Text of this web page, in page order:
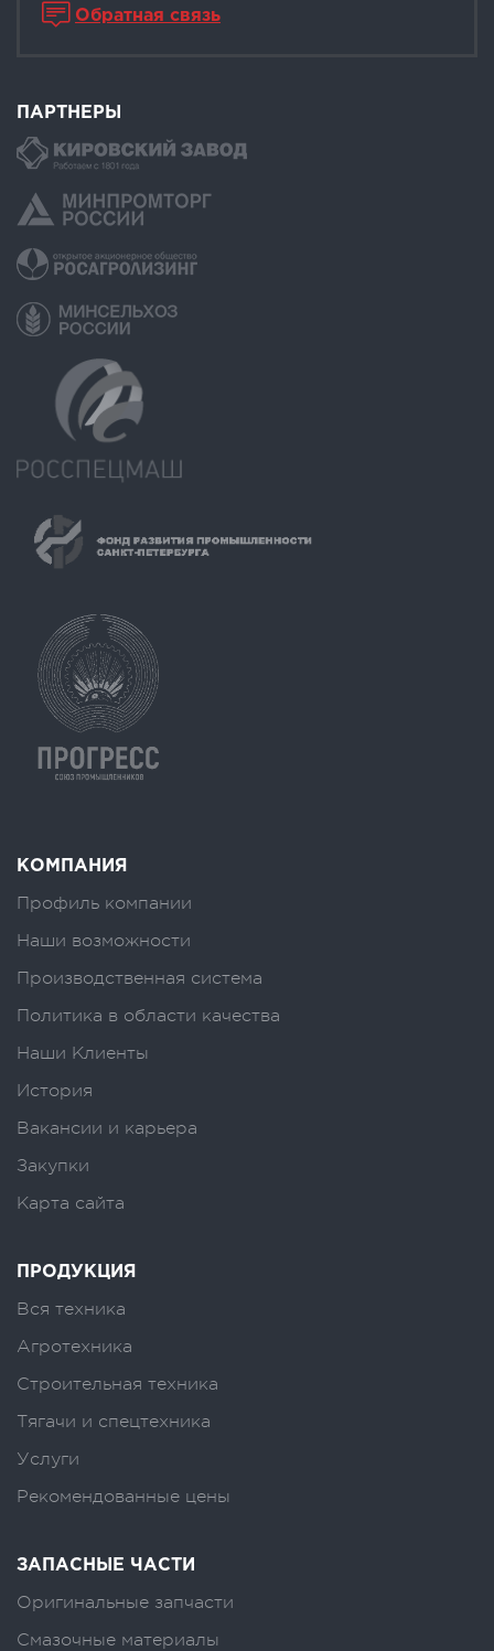
Обратная связь
ПАРТНЕРЫ
КОМПАНИЯ
Профиль компании
Наши возможности
Производственная система
Политика в области качества
Наши Клиенты
История
Вакансии и карьера
Закупки
Карта сайта
ПРОДУКЦИЯ
Вся техника
Агротехника
Строительная техника
Тягачи и спецтехника
Услуги
Рекомендованные цены
ЗАПАСНЫЕ ЧАСТИ
Оригинальные запчасти
Смазочные материалы